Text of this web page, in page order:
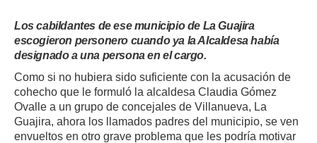
Los cabildantes de ese municipio de La Guajira
escogieron personero cuando ya la Alcaldesa había
designado a una persona en el cargo.
Como si no hubiera sido suficiente con la acusación de
cohecho que le formuló la alcaldesa Claudia Gómez
Ovalle a un grupo de concejales de Villanueva, La
Guajira, ahora los llamados padres del municipio, se ven
envueltos en otro grave problema que les podría motivar